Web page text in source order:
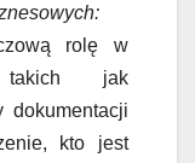
rolę w
takich jak
dokumentacji
kto jest